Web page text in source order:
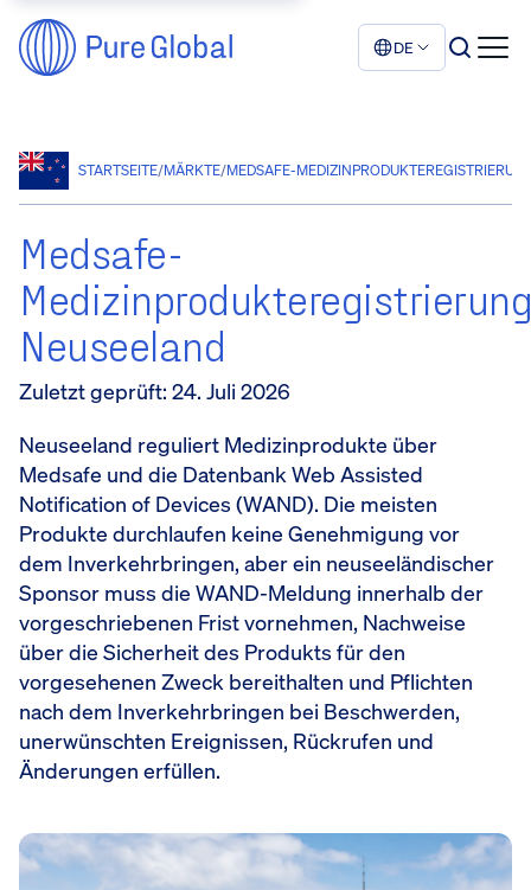
DE
STARTSEITE/MÄRKTE/MEDSAFE-
Medsafe-
Medizinprodukteregistrierung
Neuseeland
Zuletzt geprüft: 24. Juli 2026
Neuseeland reguliert Medizinprodukte über
Medsafe und die Datenbank Web Assisted
Notification of Devices (WAND). Die meisten
Produkte durchlaufen keine Genehmigung vor
dem Inverkehrbringen, aber ein neuseeländischer
Sponsor muss die WAND-Meldung innerhalb der
vorgeschriebenen Frist vornehmen, Nachweise
über die Sicherheit des Produkts für den
vorgesehenen Zweck bereithalten und Pflichten
nach dem Inverkehrbringen bei Beschwerden,
unerwünschten Ereignissen, Rückrufen und
Änderungen erfüllen.